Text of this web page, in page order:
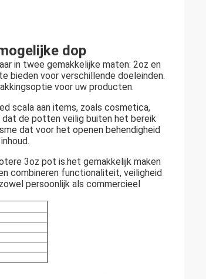
dop
in twee gemakkelijke maten: 2oz en
bieden voor verschillende doeleinden.
voor uw producten.
scala aan items, zoals cosmetica,
dat de potten veilig buiten het bereik
dat voor het openen behendigheid
3oz pot is.het gemakkelijk maken
combineren functionaliteit, veiligheid
persoonlijk als commercieel